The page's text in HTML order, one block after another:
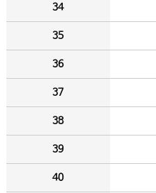
34
35
36
37
38
39
40